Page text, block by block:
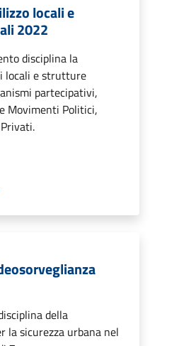
locali e
2022
disciplina la
locali e strutture
partecipativi,
Movimenti Politici,
della
la sicurezza urbana nel